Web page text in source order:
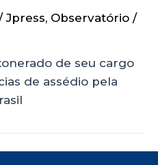
Jpress, Observatório /
de seu cargo
de assédio pela